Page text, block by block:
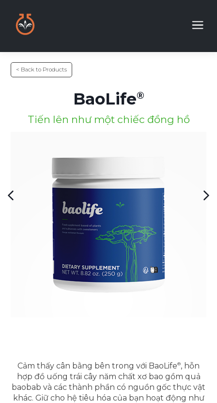
< Back to Products
BaoLife
Tiến lên như một chiếc đồng hồ
Cảm thấy cân bằng bên trong với BaoLife , hỗn
hợp đồ uống trái cây năm chất xơ bao gồm quả
baobab và các thành phần có nguồn gốc thực vật
khác. Giữ cho hệ tiêu hóa của bạn hoạt động như